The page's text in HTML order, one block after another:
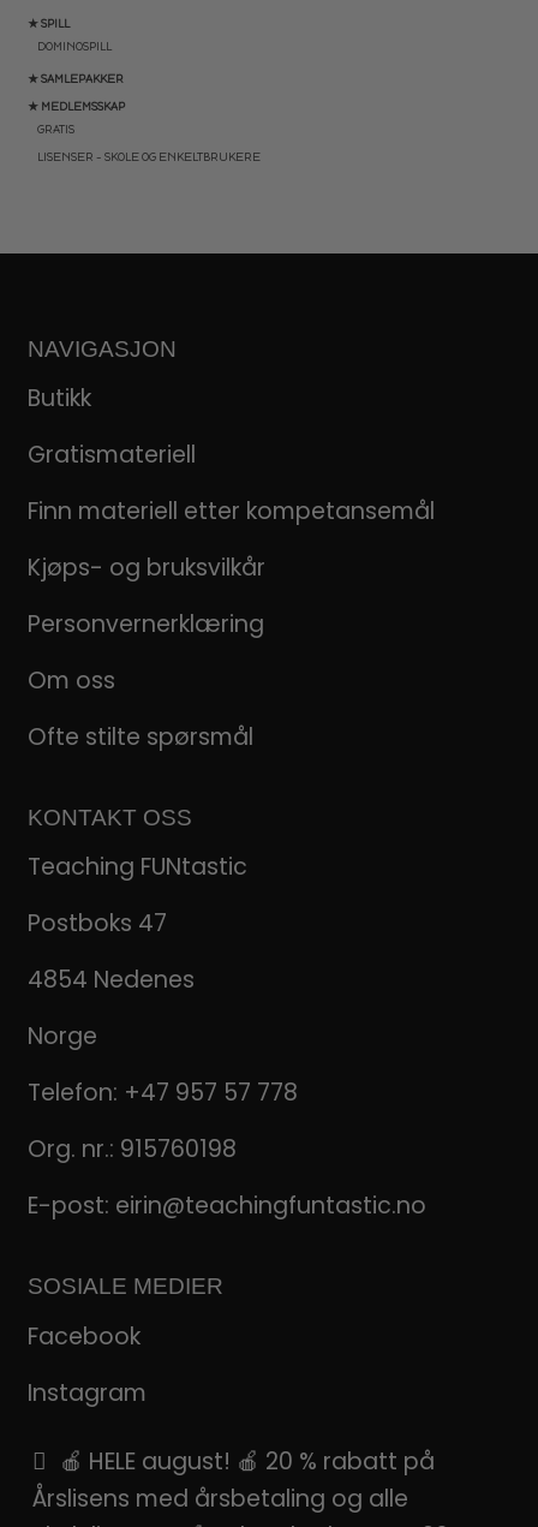
★ SPILL
DOMINOSPILL
★ SAMLEPAKKER
★ MEDLEMSSKAP
GRATIS
LISENSER – SKOLE OG ENKELTBRUKERE
NAVIGASJON
Butikk
Gratismateriell
Finn materiell etter kompetansemål
Kjøps- og bruksvilkår
Personvernerklæring
Om oss
Ofte stilte spørsmål
KONTAKT OSS
Teaching FUNtastic
Postboks 47
4854 Nedenes
Norge
Telefon: +47 957 57 778
Org. nr.: 915760198
E-post: eirin@teachingfuntastic.no
SOSIALE MEDIER
Facebook
Instagram
Pinterest
SnapChat
🍎 HELE august! 🍎 20 % rabatt på
Årslisens med årsbetaling og alle